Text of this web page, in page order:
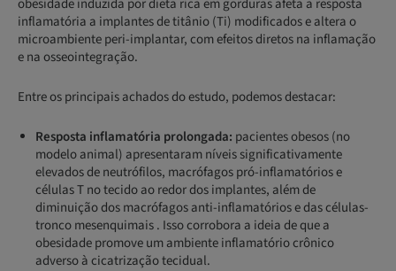
inflamatória a implantes de titânio (Ti) modificados e altera o
microambiente peri‑implantar, com efeitos diretos na inflamação
e na osseointegração.
Entre os principais achados do estudo, podemos destacar:
Resposta inflamatória prolongada: pacientes obesos (no
modelo animal) apresentaram níveis significativamente
elevados de neutrófilos, macrófagos pró‑inflamatórios e
células T no tecido ao redor dos implantes, além de
diminuição dos macrófagos anti‑inflamatórios e das células-
tronco mesenquimais . Isso corrobora a ideia de que a
obesidade promove um ambiente inflamatório crônico
adverso à cicatrização tecidual.